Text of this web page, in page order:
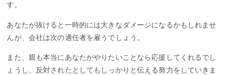
す。
あなたが抜けると一時的には大きなダメージになるかもしれませ
んが、会社は次の適任者を雇うでしょう。
また、親も本当にあなたがやりたいことなら応援してくれるでし
ょうし、反対されたとしてもしっかりと伝える努力をしていきま